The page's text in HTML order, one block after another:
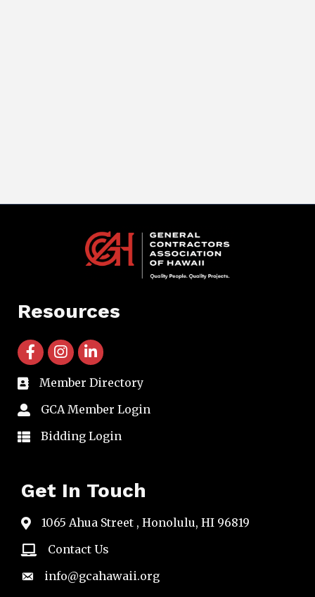
Resources
facebook icon and link
instagram icon and link
linkedin icon and link
directory
Member Directory
member login
GCA Member Login
member login
Bidding Login
Get In Touch
map1065 Ahua Street , Honolulu, HI 96819
emailContact Us
emailinfo@gcahawaii.org